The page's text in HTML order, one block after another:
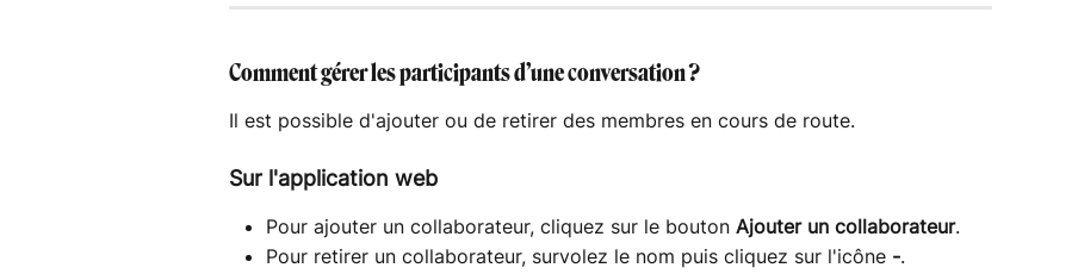
Comment gérer les participants d’une conversation ?
Il est possible d'ajouter ou de retirer des membres en cours de route.
Sur l'application web
Pour ajouter un collaborateur, cliquez sur le bouton Ajouter un collaborateur.
Pour retirer un collaborateur, survolez le nom puis cliquez sur l'icône -.